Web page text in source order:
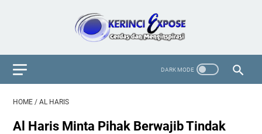
HOME / AL HARIS
Al Haris Minta Pihak Berwajib Tindak